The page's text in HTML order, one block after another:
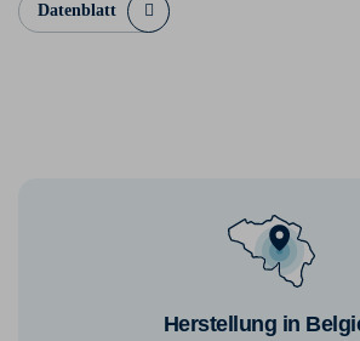
Datenblatt
Herstellung in